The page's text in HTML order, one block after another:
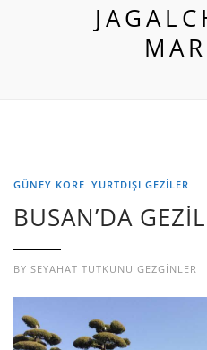
GÜNEY KORE YURTDIŞI GEZILER
BUSAN’DA
BY SEYAHAT TUTKUNU GEZGINLER